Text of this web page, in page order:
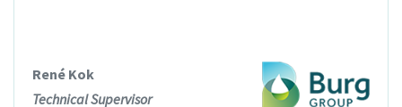
René Kok
Technical Supervisor